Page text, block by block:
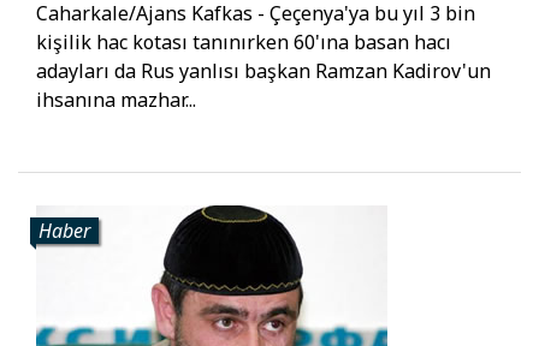
Caharkale/Ajans Kafkas - Çeçenya'ya bu yıl 3 bin
kişilik hac kotası tanınırken 60'ına basan hacı
adayları da Rus yanlısı başkan Ramzan Kadirov'un
ihsanına mazhar...
Haber